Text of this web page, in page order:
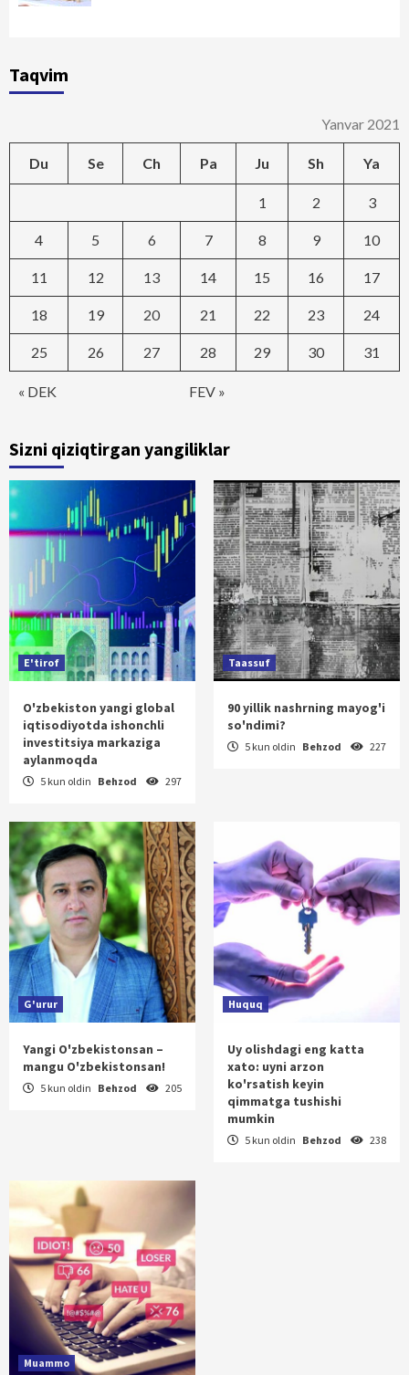
Taqvim
Yanvar 2021
Du Se Ch Pa Ju Sh Ya
« DEK FEV »
1 2 3
4 5 6 7 8 9 10
11 12 13 14 15 16 17
18 19 20 21 22 23 24
25 26 27 28 29 30 31
Sizni qiziqtirgan yangiliklar
E'tirof
O'zbekiston yangi global
iqtisodiyotda ishonchli
investitsiya markaziga
aylanmoqda
5 kun oldin Behzod 297
Taassuf
90 yillik nashrning mayog'i
so'ndimi?
5 kun oldin Behzod 227
G'urur
Yangi O'zbekistonsan –
mangu O'zbekistonsan!
5 kun oldin Behzod 205
Huquq
Uy olishdagi eng katta
xato: uyni arzon
ko'rsatish keyin
qimmatga tushishi
mumkin
5 kun oldin Behzod 238
Muammo